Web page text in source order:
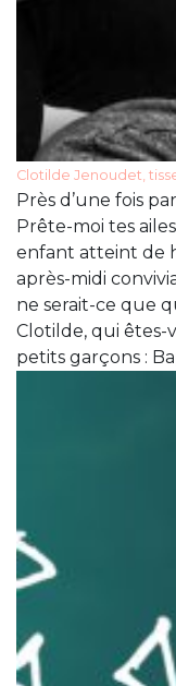
Clotilde Jenoudet,
Près d’une fois
Prête-moi tes
enfant atteint de
après-midi
ne serait-ce que
Clotilde, qui êtes-
petits garçons :